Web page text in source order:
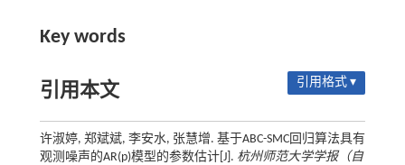
Key words
引用本文 引用格式 ▾
许淑婷, 郑斌斌, 李安水, 张慧增. 基于ABC-SMC回归算法具有
观测噪声的AR(p)模型的参数估计[J]. 杭州师范大学学报（自